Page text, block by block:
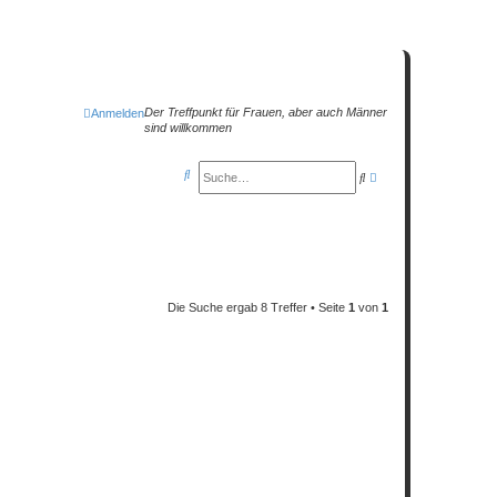
Der Treffpunkt für Frauen, aber auch Männer
sind willkommen
Anmelden
S E
t
S
Die Suche ergab 8 Treffer • Seite 1 von 1